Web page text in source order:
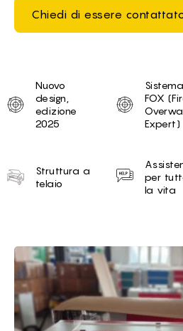
Chiedi di essere
Unique selling
Nuovo
design,
edizione
2025
Sistema
FOX
Expert)
Struttura a
telaio
per
la vita
Brief of Nuovo